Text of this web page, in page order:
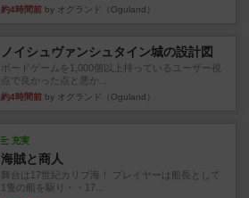
約4時間前 by オグランド（Oguland）
ノイシュヴァンシュタイン城の設計図
ボードゲームを1,000個以上持っているユーザー視
点で良かった点と悪か...
約4時間前 by オグランド（Oguland）
充実
海賊と商人
舞台は17世紀カリブ海！ プレイヤーは船長として
1隻の船を駆り・・17...